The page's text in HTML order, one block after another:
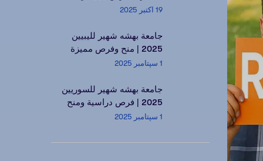
19 اکتبر 2025
جامعة بهشه شهير لليبيين
2025 | منح وفرص مميزة
1 سپتامبر 2025
جامعة بهشه شهير للسوريين
2025 | فرص دراسية ومنح
مميزة1 سپتامبر 2025